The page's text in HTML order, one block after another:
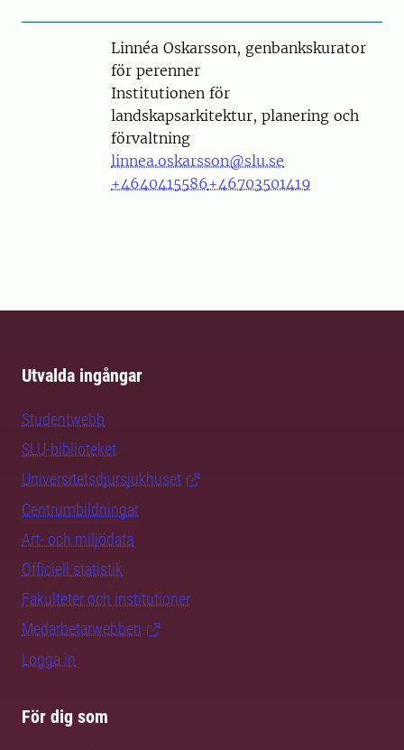
PersonLinnéa Oskarsson, genbankskurator
för perenner
Institutionen för
landskapsarkitektur, planering och
förvaltning
linnea.oskarsson@slu.se
+4640415586+46703501419
Utvalda ingångar
Studentwebb
SLU-biblioteket
Universitetsdjursjukhuset
Centrumbildningar
Art- och miljödata
Officiell statistik
Fakulteter och institutioner
Medarbetarwebben
Logga in
För dig som